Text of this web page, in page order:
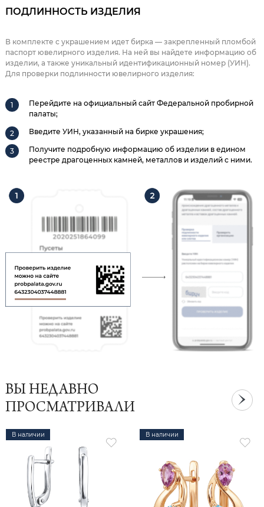
ПОДЛИННОСТЬ ИЗДЕЛИЯ
В комплекте с украшением идет бирка — закрепленный пломбой
паспорт ювелирного изделия. На ней вы найдете информацию об
изделии, а также уникальный идентификационный номер (УИН).
Для проверки подлинности ювелирного изделия:
Перейдите на официальный сайт Федеральной пробирной
палаты;
Введите УИН, указанный на бирке украшения;
Получите подробную информацию об изделии в едином
реестре драгоценных камней, металлов и изделий с ними.
ВЫ НЕДАВНО
ПРОСМАТРИВАЛИ
В наличии В наличии